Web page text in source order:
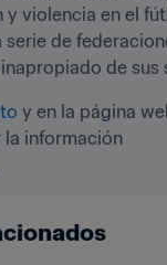
violencia en el
de
de sus
y en la página
la información